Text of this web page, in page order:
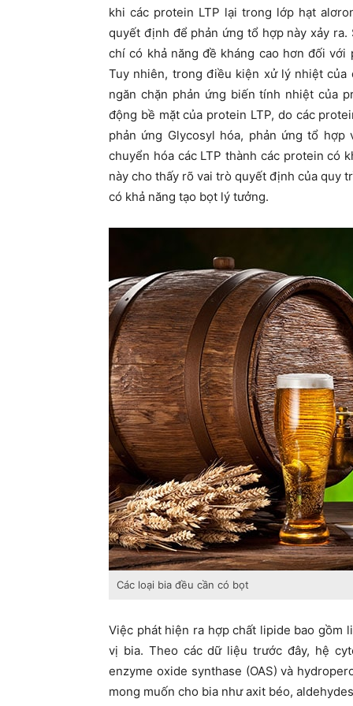
khi các protein LTP lại trong lớp hạt
quyết định để phản ứng tổ hợp này xảy
chí có khả năng đề kháng cao hơn đối
Tuy nhiên, trong điều kiện xử lý nhiệt của
ngăn chặn phản ứng biến tính nhiệt của
động bề mặt của protein LTP, do các
phản ứng Glycosyl hóa, phản ứng tổ
chuyển hóa các LTP thành các protein có
này cho thấy rõ vai trò quyết định của quy
có khả năng tạo bọt lý tưởng.
Các loại bia đều cần có bọt
Việc phát hiện ra hợp chất lipide bao gồm
vị bia. Theo các dữ liệu trước đây, hệ
enzyme oxide synthase (OAS) và
mong muốn cho bia như axit béo,